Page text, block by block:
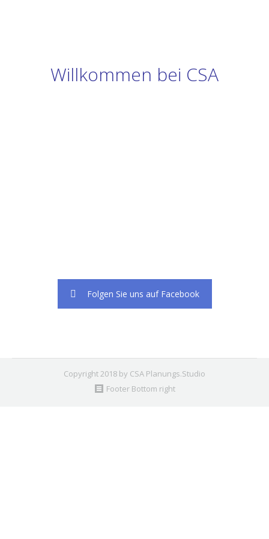
Willkommen bei CSA
Folgen Sie uns auf Facebook
Copyright 2018 by CSA Planungs.Studio
Footer Bottom right